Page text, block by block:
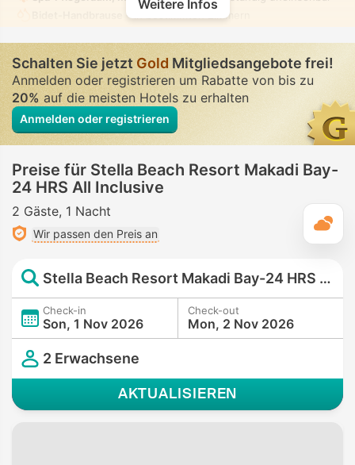
• In bestimmten Zimmern
Weitere Infos
Schalten Sie jetztGold Mitgliedsangebote frei!
Anmelden oder registrieren um Rabatte von bis zu
20%auf die meisten Hotels zu erhalten
Anmelden oder registrieren
Preise für Stella Beach Resort Makadi Bay-
24 HRS All Inclusive
2 Gäste 1 Nacht
Wir passen den Preis an
Stella Beach Resort Makadi Bay-24 HRS All Inclusive
Check-in
Son, 1 Nov 2026
Check-out
Mon, 2 Nov 2026
2 Erwachsene
AKTUALISIEREN